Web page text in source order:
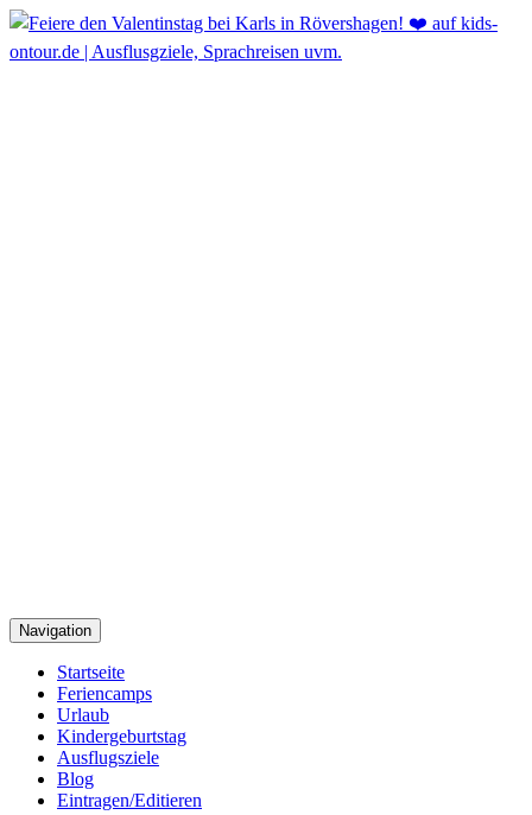
Navigation
Startseite
Feriencamps
Urlaub
Kindergeburtstag
Ausflugsziele
Blog
Eintragen/Editieren